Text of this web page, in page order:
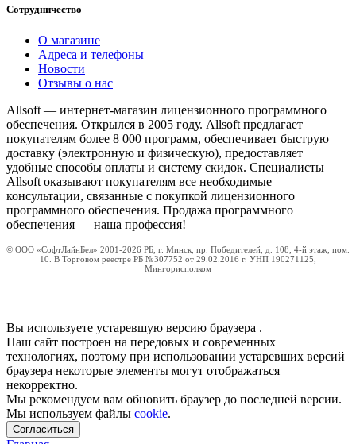
Сотрудничество
О магазине
Адреса и телефоны
Новости
Отзывы о нас
Allsoft — интернет-магазин лицензионного программного
обеспечения. Открылся в 2005 году. Allsoft предлагает
покупателям более 8 000 программ, обеспечивает быструю
доставку (электронную и физическую), предоставляет
удобные способы оплаты и систему скидок. Специалисты
Allsoft оказывают покупателям все необходимые
консультации, связанные с покупкой лицензионного
программного обеспечения. Продажа программного
обеспечения — наша профессия!
© ООО «СофтЛайнБел» 2001-2026 РБ, г. Минск, пр. Победителей, д. 108, 4-й этаж, пом.
10. В Торговом реестре РБ №307752 от 29.02.2016 г. УНП 190271125,
Мингорисполком
Вы используете устаревшую версию браузера .
Наш сайт построен на передовых и современных
технологиях, поэтому при использовании устаревших версий
браузера некоторые элементы могут отображаться
некорректно.
Мы рекомендуем вам обновить браузер до последней версии.
Мы используем файлы cookie.
Согласиться